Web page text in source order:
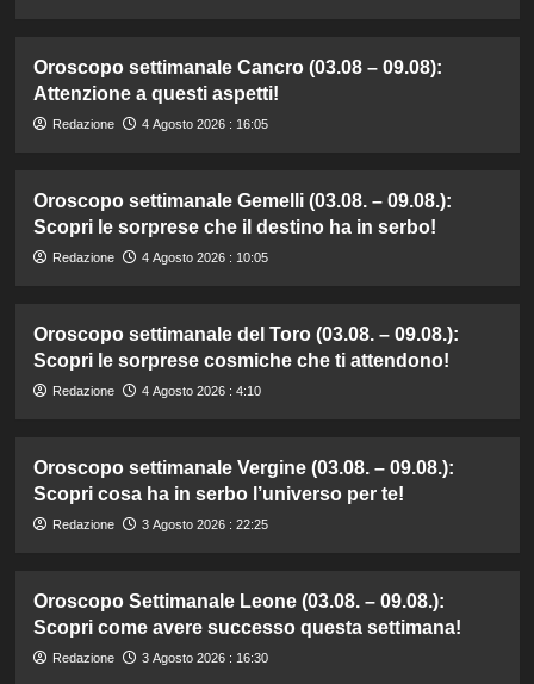
Oroscopo settimanale Cancro (03.08 – 09.08):
Attenzione a questi aspetti!
Redazione 4 Agosto 2026 : 16:05
Oroscopo settimanale Gemelli (03.08. – 09.08.):
Scopri le sorprese che il destino ha in serbo!
Redazione 4 Agosto 2026 : 10:05
Oroscopo settimanale del Toro (03.08. – 09.08.):
Scopri le sorprese cosmiche che ti attendono!
Redazione 4 Agosto 2026 : 4:10
Oroscopo settimanale Vergine (03.08. – 09.08.):
Scopri cosa ha in serbo l’universo per te!
Redazione 3 Agosto 2026 : 22:25
Oroscopo Settimanale Leone (03.08. – 09.08.):
Scopri come avere successo questa settimana!
Redazione 3 Agosto 2026 : 16:30